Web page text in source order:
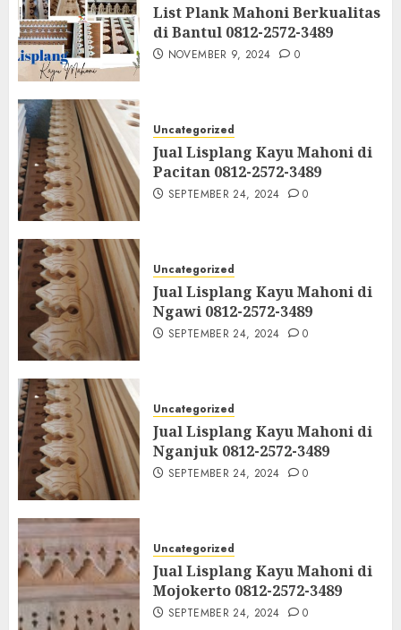
List Plank Mahoni Berkualitas
di Bantul 0812-2572-3489
NOVEMBER 9, 2024 0
Uncategorized
Jual Lisplang Kayu Mahoni di
Pacitan 0812-2572-3489
SEPTEMBER 24, 2024 0
Uncategorized
Jual Lisplang Kayu Mahoni di
Ngawi 0812-2572-3489
SEPTEMBER 24, 2024 0
Uncategorized
Jual Lisplang Kayu Mahoni di
Nganjuk 0812-2572-3489
SEPTEMBER 24, 2024 0
Uncategorized
Jual Lisplang Kayu Mahoni di
Mojokerto 0812-2572-3489
SEPTEMBER 24, 2024 0